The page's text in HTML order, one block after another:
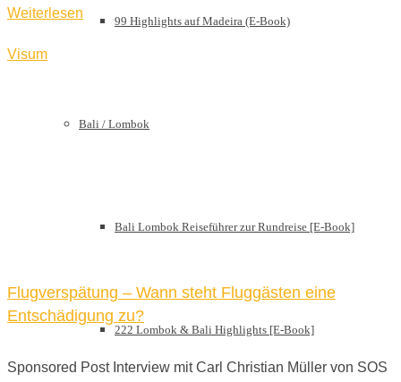
99 Highlights auf Madeira (E-Book)
Bali / Lombok
Bali Lombok Reiseführer zur Rundreise [E-Book]
222 Lombok & Bali Highlights [E-Book]
Weiterlesen
Visum
Flugverspätung – Wann steht Fluggästen eine
Entschädigung zu?
Sponsored Post Interview mit Carl Christian Müller von SOS